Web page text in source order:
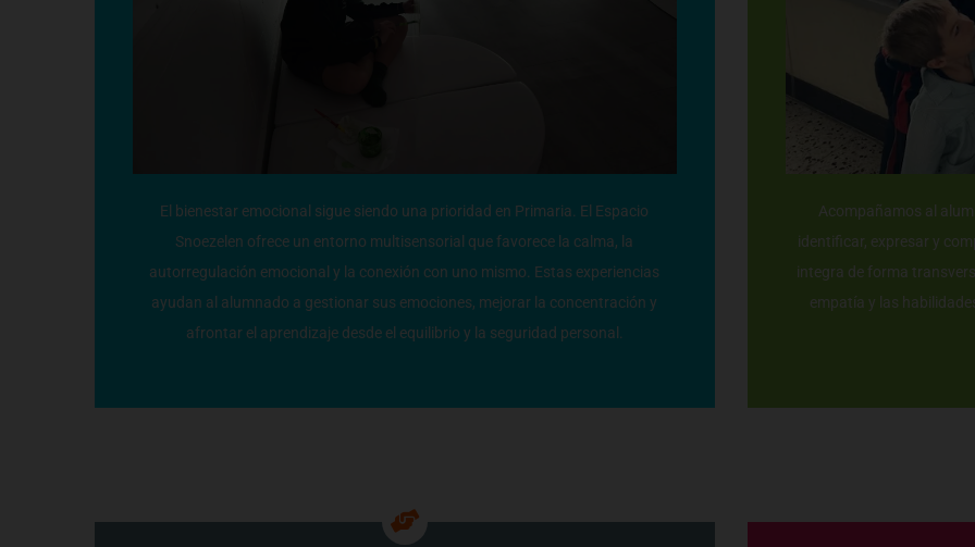
El bienestar emocional sigue siendo una prioridad en Primaria. El Espacio
Snoezelen ofrece un entorno multisensorial que favorece la calma, la
autorregulación emocional y la conexión con uno mismo. Estas experiencias
ayudan al alumnado a gestionar sus emociones, mejorar la concentración y
afrontar el aprendizaje desde el equilibrio y la seguridad personal.
Acompañamos al
identificar, expresar y
integra de forma
empatía y las